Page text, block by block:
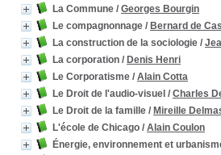
La Commune / Georges Bourgin
Le compagnonnage / Bernard de
La construction de la sociologie /
La corporation / Denis Henri
Le Corporatisme / Alain Cotta
Le Droit de l'audio-visuel / Charles
Le Droit de la famille / Mireille
L'école de Chicago / Alain Coulon
Énergie, environnement et